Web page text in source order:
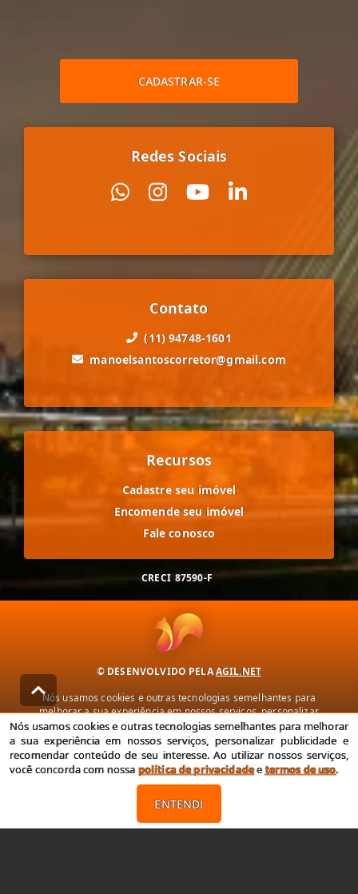
CADASTRAR-SE
Redes Sociais
Contato
(11) 94748-1601
manoelsantoscorretor@gmail.com
Recursos
Cadastre seu imóvel
Encomende seu imóvel
Fale conosco
CRECI 87590-F
© DESENVOLVIDO PELAAGIL.NET
Nós usamos cookies e outras tecnologias semelhantes para
melhorar a sua experiência em nossos serviços, personalizar
publicidade e recomendar conteúdo de seu interesse. Ao utilizar
nossos serviços, você concorda com nossa política de privacidade e
termos de uso.
Política de Privacidade Termos de uso
Nós usamos cookies e outras tecnologias semelhantes para melhorar
a sua experiência em nossos serviços, personalizar publicidade e
recomendar conteúdo de seu interesse. Ao utilizar nossos serviços,
você concorda com nossa política de privacidadeetermos de uso.
ENTENDI